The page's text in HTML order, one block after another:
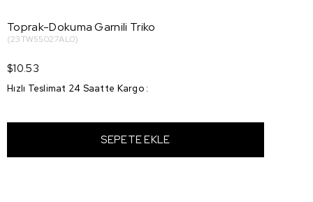
Toprak-Dokuma Garnili Triko
(23TW55027AL0)
$10.53
Hızlı Teslimat 24 Saatte Kargo :